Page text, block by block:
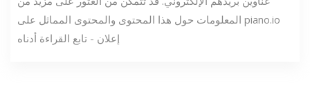
المعلومات حول هذا المحتوى والمحتوى المماثل على piano.io
إعلان - تابع القراءة أدناه